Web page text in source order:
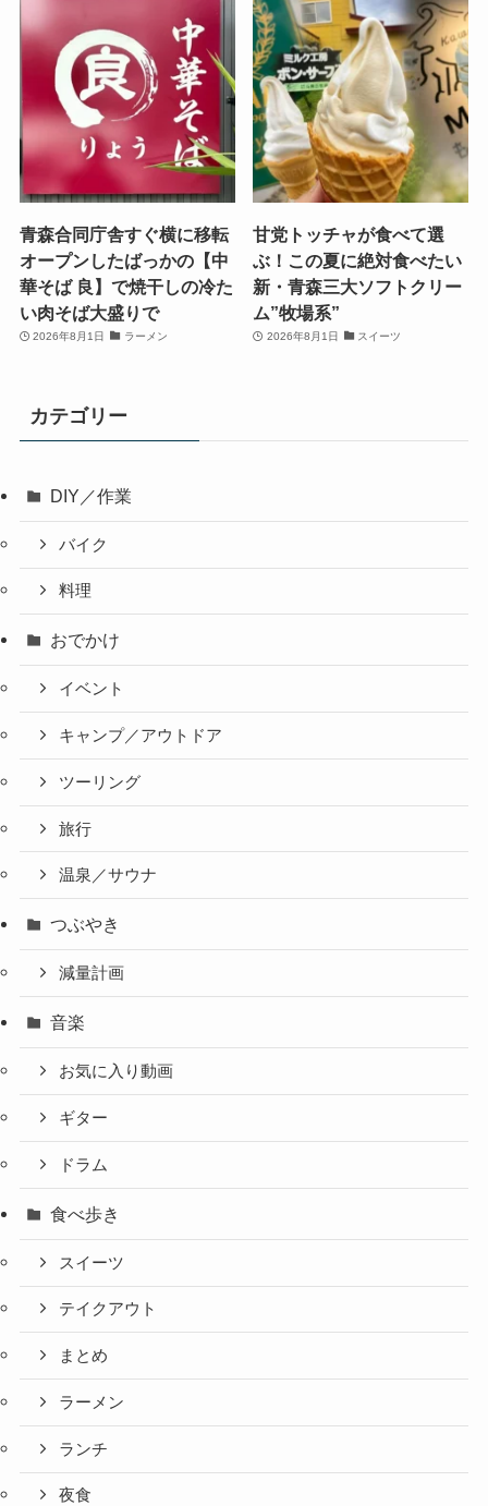
青森合同庁舎すぐ横に移転
オープンしたばっかの【中
華そば 良】で焼干しの冷た
い肉そば大盛りで
2026年8月1日 ラーメン
甘党トッチャが食べて選
ぶ！この夏に絶対食べたい
新・青森三大ソフトクリー
ム”牧場系”
2026年8月1日 スイーツ
カテゴリー
DIY／作業
バイク
料理
おでかけ
イベント
キャンプ／アウトドア
ツーリング
旅行
温泉／サウナ
つぶやき
減量計画
音楽
お気に入り動画
ギター
ドラム
食べ歩き
スイーツ
テイクアウト
まとめ
ラーメン
ランチ
夜食